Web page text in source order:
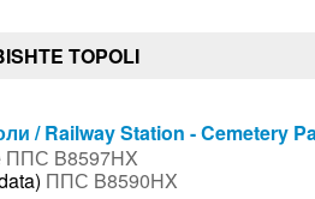
TOPOLI
/ Railway Station - Cemetery
ППС B8597HX
ППС B8590HX